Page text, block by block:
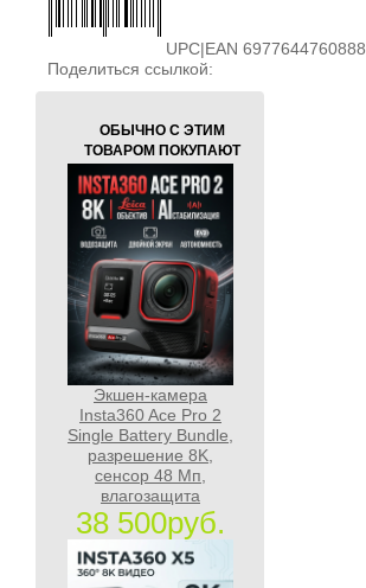
UPC|EAN 6977644760888
Поделиться ссылкой:
ОБЫЧНО С ЭТИМ
ТОВАРОМ ПОКУПАЮТ
Экшен-камера
Insta360 Ace Pro 2
Single Battery Bundle,
разрешение 8K,
сенсор 48 Мп,
влагозащита
38 500руб.